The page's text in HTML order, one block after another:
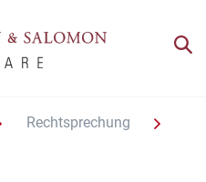
Rechtsprechung